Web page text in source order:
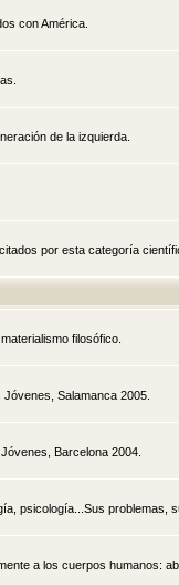
con América.
de la izquierda.
por esta categoría
filosófico.
Salamanca 2005.
Barcelona 2004.
psicología...Sus problemas,
a los cuerpos humanos: